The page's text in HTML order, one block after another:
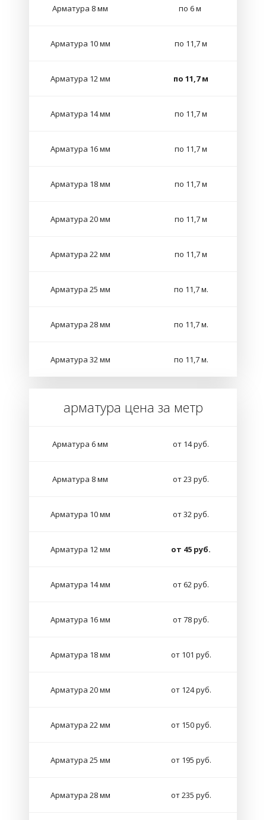
Арматура 8 мм по 6 м
Арматура 10 мм по 11,7 м
Арматура 12 мм по 11,7 м
Арматура 14 мм по 11,7 м
Арматура 16 мм по 11,7 м
Арматура 18 мм по 11,7 м
Арматура 20 мм по 11,7 м
Арматура 22 мм по 11,7 м
Арматура 25 мм по 11,7 м.
Арматура 28 мм по 11,7 м.
Арматура 32 мм по 11,7 м.
арматура цена за метр
Арматура 6 мм от 14 руб.
Арматура 8 мм от 23 руб.
Арматура 10 мм от 32 руб.
Арматура 12 мм от 45 руб.
Арматура 14 мм от 62 руб.
Арматура 16 мм от 78 руб.
Арматура 18 мм от 101 руб.
Арматура 20 мм от 124 руб.
Арматура 22 мм от 150 руб.
Арматура 25 мм от 195 руб.
Арматура 28 мм от 235 руб.